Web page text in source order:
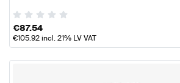
€87.54
€105.92incl. 21% LV VAT